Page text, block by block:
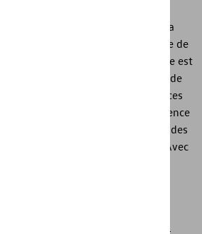
le design Volkswagen - Peinture
normes élevées requises pour la
en alliage avec une technique de
et une excellente finition - La roue est
d'aluminium et de magnésium de
- Pneus hautes performances
de conduite et adhérence
de conduite - Assemblés avec des
sans plomb en zinc - Avec
de la pression des pneus
screen/product/tyres/594857